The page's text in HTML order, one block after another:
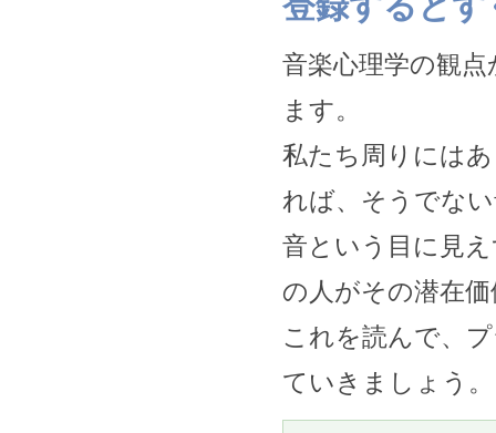
音楽心理学の観
ます。
私たち周りには
れば、そうでな
音という目に見
の人がその潜在
これを読んで、
ていきましょう。